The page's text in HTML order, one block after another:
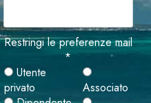
Restringi le preferenze mail
*
Utente
privato
Associato